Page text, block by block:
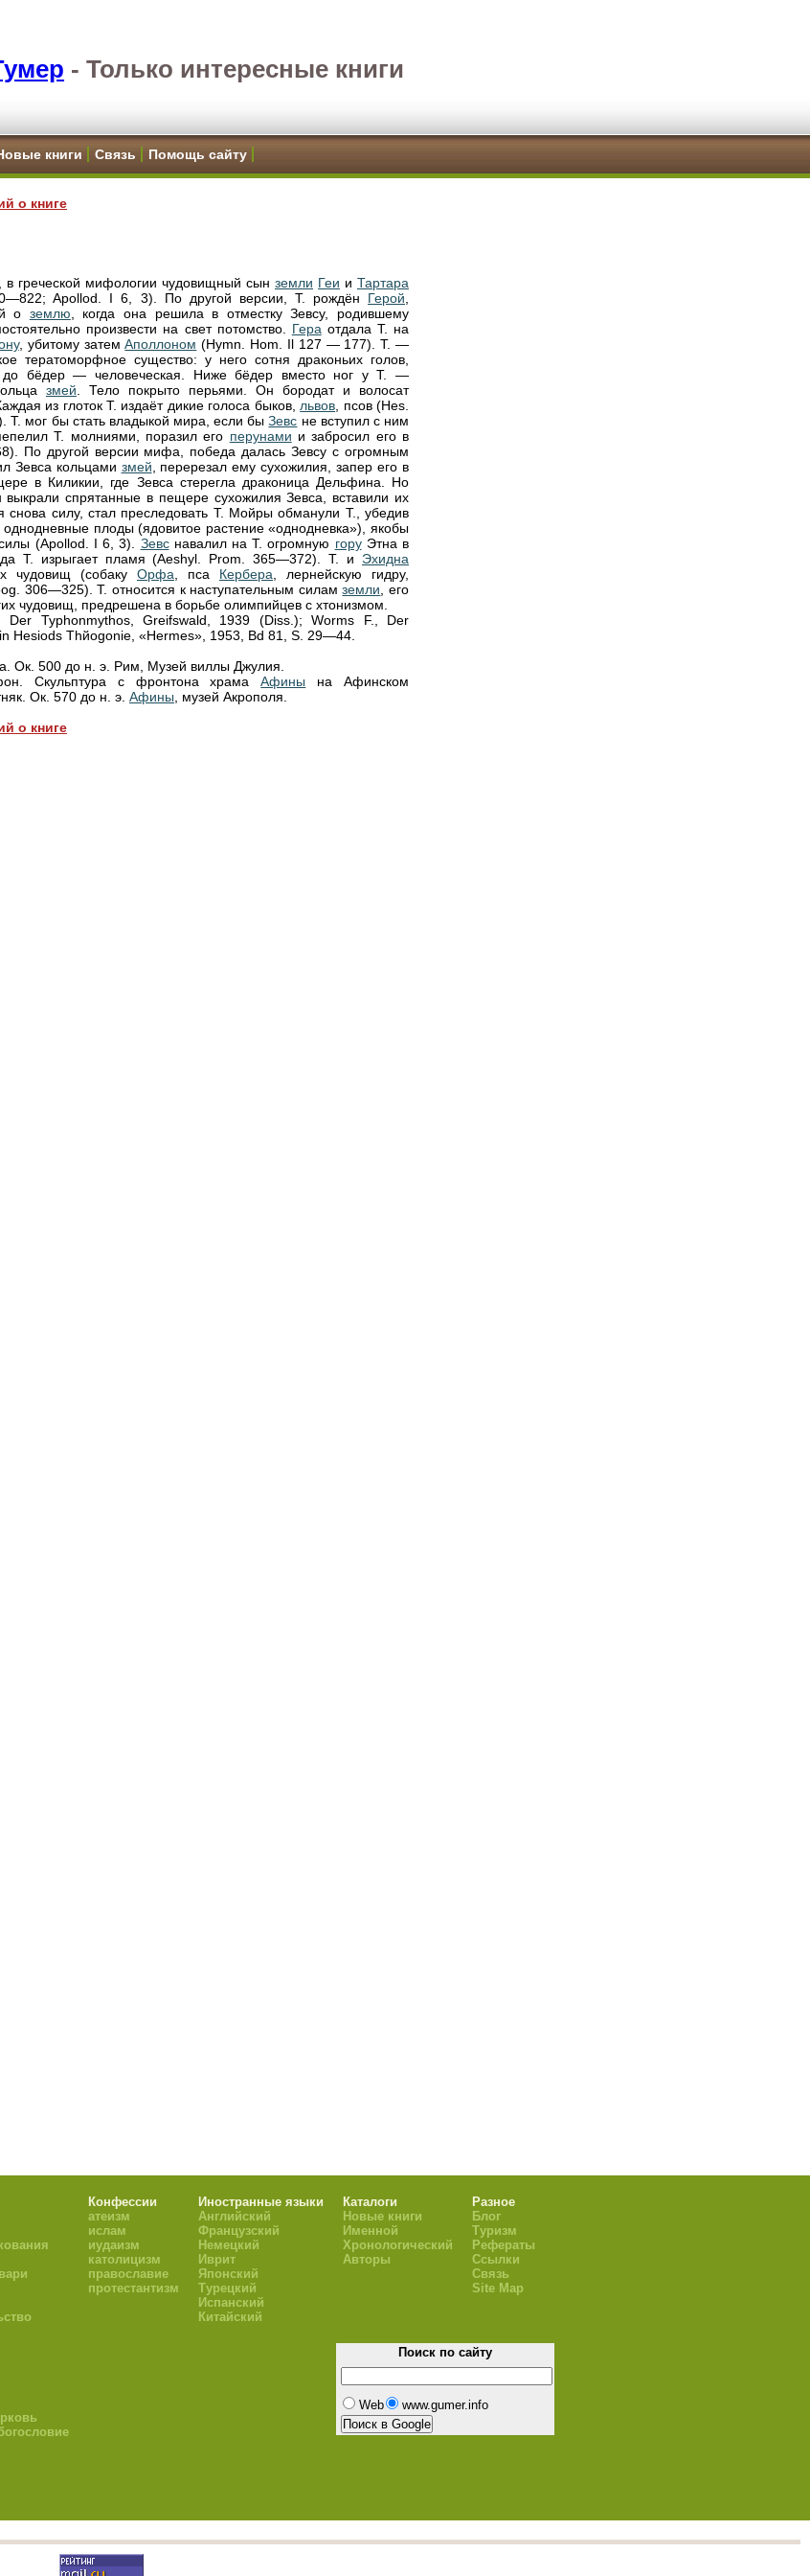
- Только интересные книги
книги Связь Помощь сайту
о книге
греческой мифологии чудовищный сын земли Геи и Тартара
Apollod. I 6, 3). По другой версии, Т. рождён Герой
о землю , когда она решила в отместку Зевсу, родившему
произвести на свет потомство. Гера отдала Т. на
, убитому затемАполлоном (Hymn. Hom. Il 127 — 177). Т. —
тератоморфное существо: у него сотня драконьих голов,
до бёдер — человеческая. Ниже бёдер вместо ног у Т. —
змей . Тело покрыто перьями. Он бородат и волосат
из глоток Т. издаёт дикие голоса быков, львов , псов (Hes.
Т. мог бы стать владыкой мира, если быЗевс не вступил с ним
Т. молниями, поразил его перунами и забросил его в
По другой версии мифа, победа далась Зевсу с огромным
Зевса кольцами змей , перерезал ему сухожилия, запер его в
в Киликии, где Зевса стерегла драконица Дельфина. Но
выкрали спрятанные в пещере сухожилия Зевса, вставили их
снова силу, стал преследовать Т. Мойры обманули Т., убедив
однодневные плоды (ядовитое растение «однодневка»), якобы
(Apollod. I 6, 3). Зевснавалил на Т. огромную горуЭтна в
Т. изрыгает пламя (Aeshyl. Prom. 365—372). Т. и Эхидна
чудовищ (собаку Орфа , пса Кербера , лернейскую гидру,
306—325). Т. относится к наступательным силамземли , его
чудовищ, предрешена в борьбе олимпийцев с хтонизмом.
Der Typhonmythos, Greifswald, 1939 (Diss.); Worms F., Der
Hesiods Thйogonie, «Hermes», 1953, Bd 81, S. 29—44.
Ок. 500 до н. э. Рим, Музей виллы Джулия.
Скульптура с фронтона храмаАфины на Афинском
Ок. 570 до н. э. Афины , музей Акрополя.
о книге
Конфессии
атеизм
ислам
иудаизм
католицизм
православие
протестантизм
Иностранные языки
Английский
Французский
Немецкий
Иврит
Японский
Турецкий
Испанский
Китайский
Каталоги
Новые книги
Именной
Хронологический
Авторы
Разное
Блог
Туризм
Рефераты
Ссылки
Связь
Site Map
Поиск по сайту
Web www.gumer.info